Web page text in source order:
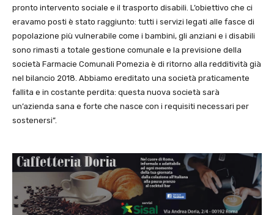
pronto intervento sociale e il trasporto disabili. L’obiettivo che ci
eravamo posti è stato raggiunto: tutti i servizi legati alle fasce di
popolazione più vulnerabile come i bambini, gli anziani e i disabili
sono rimasti a totale gestione comunale e la previsione della
società Farmacie Comunali Pomezia è di ritorno alla redditività già
nel bilancio 2018. Abbiamo ereditato una società praticamente
fallita e in costante perdita: questa nuova società sarà
un’azienda sana e forte che nasce con i requisiti necessari per
sostenersi”.